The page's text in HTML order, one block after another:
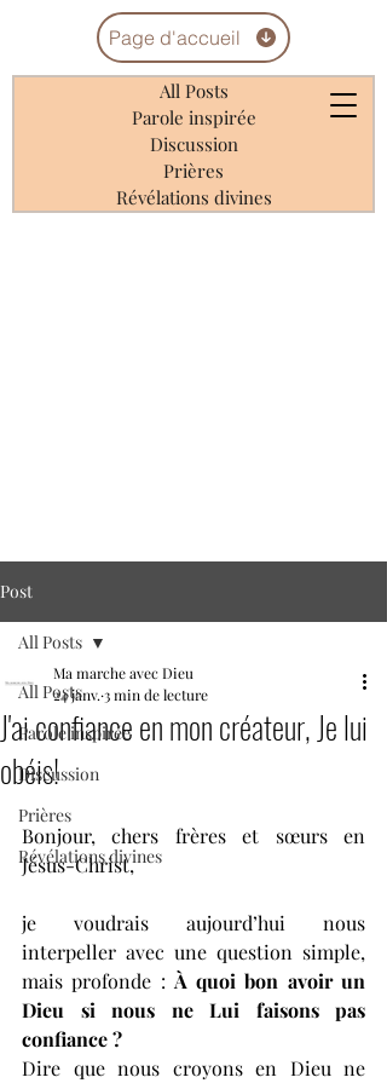
Page d'accueil
All Posts
Parole inspirée
Discussion
Prières
Révélations divines
Post
All Posts
Parole inspirée
Discussion
Prières
Révélations divines
All Posts
J'ai confiance en mon créateur, Je lui
obéis!
Ma marche avec Dieu
24 janv. 3 min de lecture
Bonjour, chers frères et sœurs en
Jésus-Christ,
je voudrais aujourd’hui nous
interpeller avec une question simple,
mais profonde : À quoi bon avoir un
Dieu si nous ne Lui faisons pas
confiance ?
Dire que nous croyons en Dieu ne